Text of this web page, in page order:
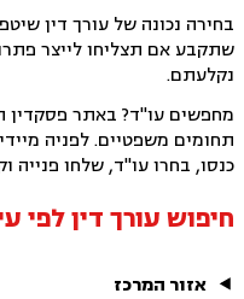
בחירה נכונה של עורך דין
שתקבע אם תצליחו לייצר
נקלעתם.
מחפשים עו"ד? באתר פסקדין
תחומים משפטיים. לפניה
כנסו, בחרו עו"ד, שלחו פנייה
חיפוש עורך דין לפי
אזור המרכז